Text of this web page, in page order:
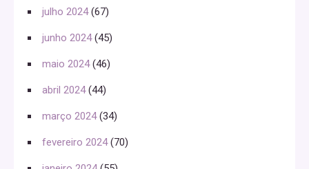
julho 2024(67)
junho 2024(45)
maio 2024(46)
abril 2024(44)
março 2024(34)
fevereiro 2024(70)